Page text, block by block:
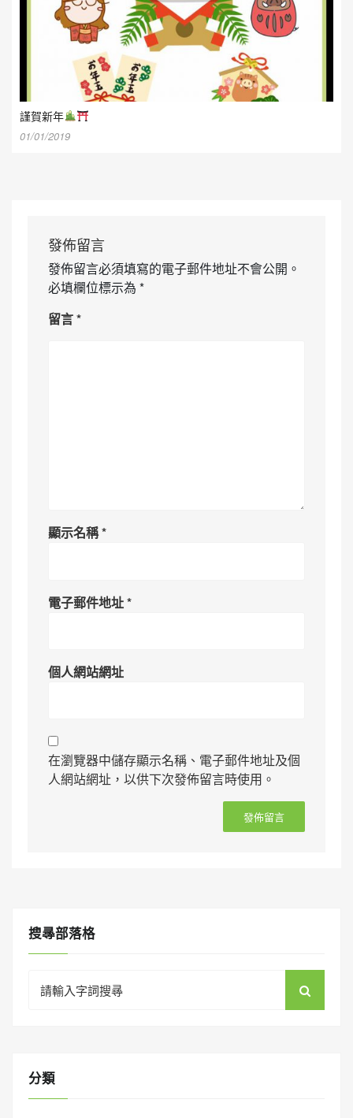
謹賀新年
01/01/2019
發佈留言
發佈留言必須填寫的電子郵件地址不會公開。
必填欄位標示為 *
留言*
顯示名稱*
電子郵件地址*
個人網站網址
在瀏覽器中儲存顯示名稱、電子郵件地址及個
人網站網址，以供下次發佈留言時使用。
搜㝷部落格
for:
分類